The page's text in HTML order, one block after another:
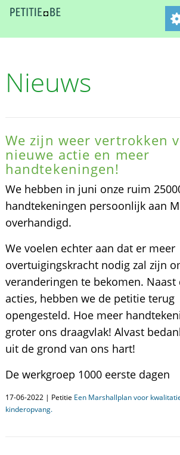
Nieuws
We zijn weer vertrokken
nieuwe actie en meer
handtekeningen!
We hebben in juni onze ruim
handtekeningen persoonlijk aan
overhandigd.
We voelen echter aan dat er meer
overtuigingskracht nodig zal zijn
veranderingen te bekomen. Naast
acties, hebben we de petitie terug
opengesteld. Hoe meer
groter ons draagvlak! Alvast
uit de grond van ons hart!
De werkgroep 1000 eerste dagen
17-06-2022 | Petitie Een Marshallplan voor
kinderopvang.